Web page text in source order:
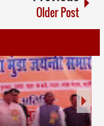
Older Post